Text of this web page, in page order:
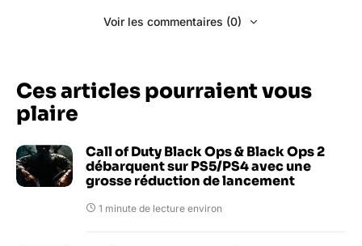
Voir les commentaires (0)
Ces articles pourraient vous
plaire
Call of Duty Black Ops & Black Ops 2
débarquent sur PS5/PS4 avec une
grosse réduction de lancement
1 minute de lecture environ